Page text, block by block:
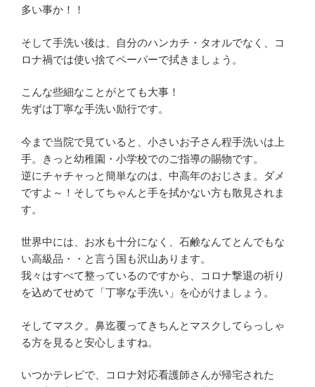
多い事か！！
そして手洗い後は、自分のハンカチ・タオルでなく、コ
ロナ禍では使い捨てペーパーで拭きましょう。
こんな些細なことがとても大事！
先ずは丁寧な手洗い励行です。
今まで当院で見ていると、小さいお子さん程手洗いは上
手。きっと幼稚園・小学校でのご指導の賜物です。
逆にチャチャっと簡単なのは、中高年のおじさま。ダメ
ですよ～！そしてちゃんと手を拭かない方も散見されま
す。
世界中には、お水も十分になく、石鹸なんてとんでもな
い高級品・・と言う国も沢山あります。
我々はすべて整っているのですから、コロナ撃退の祈り
を込めてせめて「丁寧な手洗い」を心がけましょう。
そしてマスク。鼻迄覆ってきちんとマスクしてらっしゃ
る方を見ると安心しますね。
いつかテレビで、コロナ対応看護師さんが帰宅された